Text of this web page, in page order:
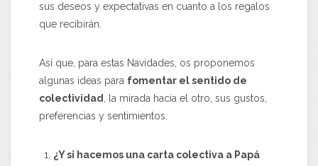
sus deseos y expectativas en cuanto a los regalos
que recibirán.
Así que, para estas Navidades, os proponemos
algunas ideas para fomentar el sentido de
colectividad
, la mirada hacia el otro, sus gustos,
preferencias y sentimientos.
¿Y si hacemos una carta colectiva a Papá